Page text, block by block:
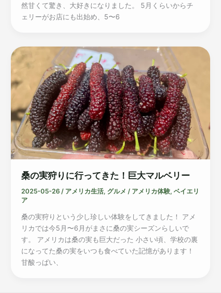
然甘くて驚き、大好きになりました。 5月くらいからチ
ェリーがお店にも出始め、5〜6
桑の実狩りに行ってきた！巨大マルベリー
2025-05-26 / アメリカ生活, グルメ / アメリカ体験, ベイエリ
ア
桑の実狩りという少し珍しい体験をしてきました！ アメ
リカでは今5月〜6月がまさに桑の実シーズンらしいで
す。 アメリカは桑の実も巨大だった 小さい頃、学校の裏
になってた桑の実をいつも食べていた記憶があります！
甘酸っぱい、